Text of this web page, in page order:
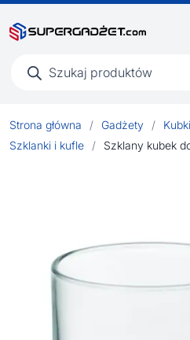
produktów
Strona główna / Gadżety /
Szklanki i kufle
/ Szklany kubek